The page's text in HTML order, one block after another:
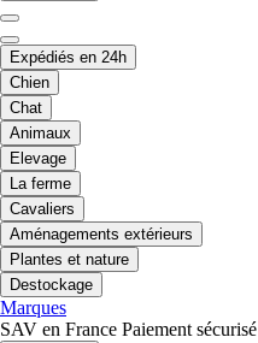
Expédiés en 24h
Chien
Chat
Animaux
Elevage
La ferme
Cavaliers
Aménagements extérieurs
Plantes et nature
Destockage
Marques
SAV en France Paiement sécurisé